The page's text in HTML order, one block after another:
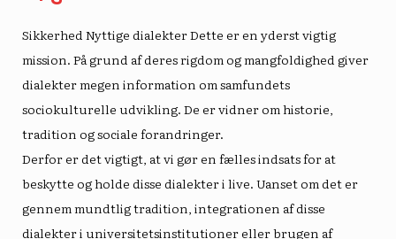
Sikkerhed Nyttige dialekterDette er en yderst vigtig
mission. På grund af deres rigdom og mangfoldighed giver
dialekter megen information om samfundets
sociokulturelle udvikling. De er vidner om historie,
tradition og sociale forandringer.
Derfor er det vigtigt, at vi gør en fælles indsats for at
beskytte og holde disse dialekter i live. Uanset om det er
gennem mundtlig tradition, integrationen af ​​disse
dialekter i universitetsinstitutioner eller brugen af ​​